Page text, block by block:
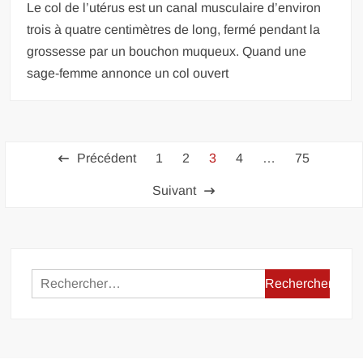
Le col de l’utérus est un canal musculaire d’environ
trois à quatre centimètres de long, fermé pendant la
grossesse par un bouchon muqueux. Quand une
sage-femme annonce un col ouvert
Pagination
Précédent 1 2 3 4 … 75
Suivant
Rechercher :